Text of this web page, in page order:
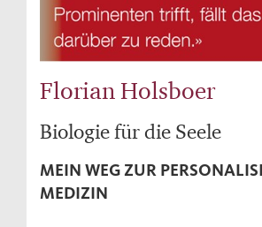
Florian Holsboer
Biologie für die Seele
MEIN WEG ZUR
MEDIZIN